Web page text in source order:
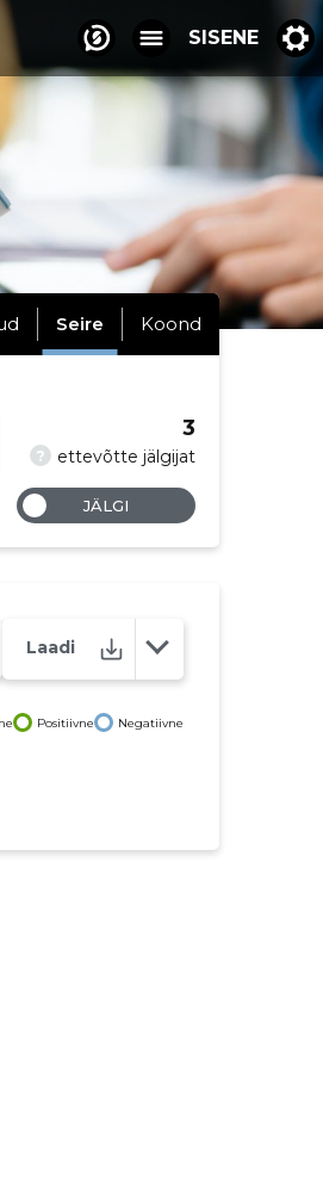
SISENE
Seire Koond
? ettevõtte jälgijat
3
JÄLGI
Laadi
Positiivne Negatiivne